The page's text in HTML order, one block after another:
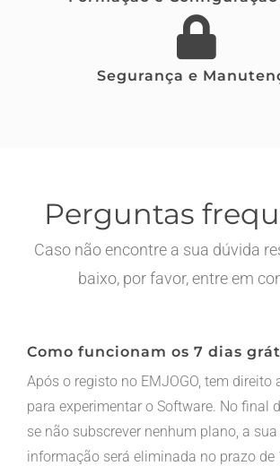
Segurança e
Perguntas
Caso não encontre a sua dúvida
baixo, por favor, entre em
Como funcionam os 7 dias
Após o registo no EMJOGO, tem direito
para experimentar o Software. No final
se não subscrever nenhum plano, a
informação será eliminada no prazo de